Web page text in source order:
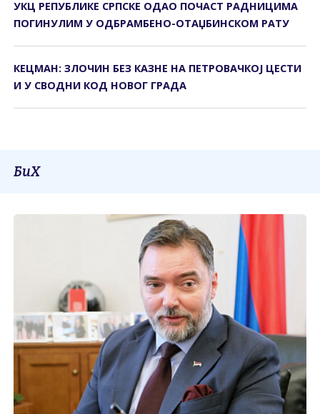
УКЦ РЕПУБЛИКЕ СРПСКЕ ОДАО ПОЧАСТ РАДНИЦИМА
ПОГИНУЛИМ У ОДБРАМБЕНО-ОТАЏБИНСКОМ РАТУ
КЕЦМАН: ЗЛОЧИН БЕЗ КАЗНЕ НА ПЕТРОВАЧКОЈ ЦЕСТИ
И У СВОДНИ КОД НОВОГ ГРАДА
БиХ